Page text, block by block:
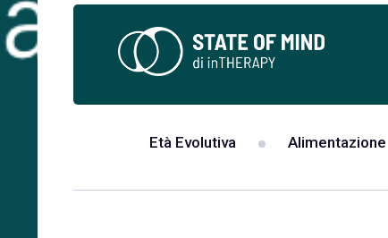
Età Evolutiva Alimentazione